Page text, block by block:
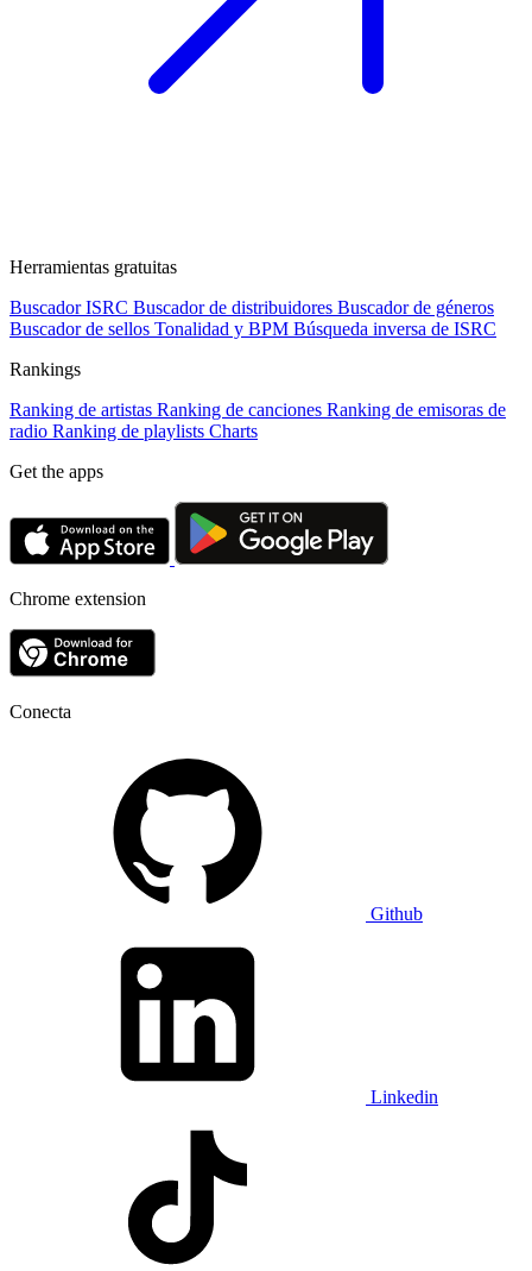
Herramientas gratuitas
Buscador ISRC Buscador de distribuidores Buscador de géneros
Buscador de sellos Tonalidad y BPM Búsqueda inversa de ISRC
Rankings
Ranking de artistas Ranking de canciones Ranking de emisoras de
radio Ranking de playlists Charts
Get the apps
Chrome extension
Conecta
Github
Linkedin